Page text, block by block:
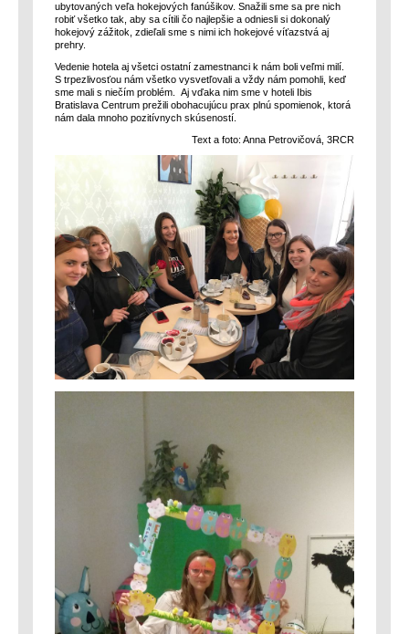
ubytovaných veľa hokejových fanúšikov. Snažili sme sa pre nich
robiť všetko tak, aby sa cítili čo najlepšie a odniesli si dokonalý
hokejový zážitok, zdieľali sme s nimi ich hokejové víťazstvá aj
prehry.
Vedenie hotela aj všetci ostatní zamestnanci k nám boli veľmi milí.
S trpezlivosťou nám všetko vysvetľovali a vždy nám pomohli, keď
sme mali s niečím problém. Aj vďaka nim sme v hoteli Ibis
Bratislava Centrum prežili obohacujúcu prax plnú spomienok, ktorá
nám dala mnoho pozitívnych skúseností.
Text a foto: Anna Petrovičová, 3RCR